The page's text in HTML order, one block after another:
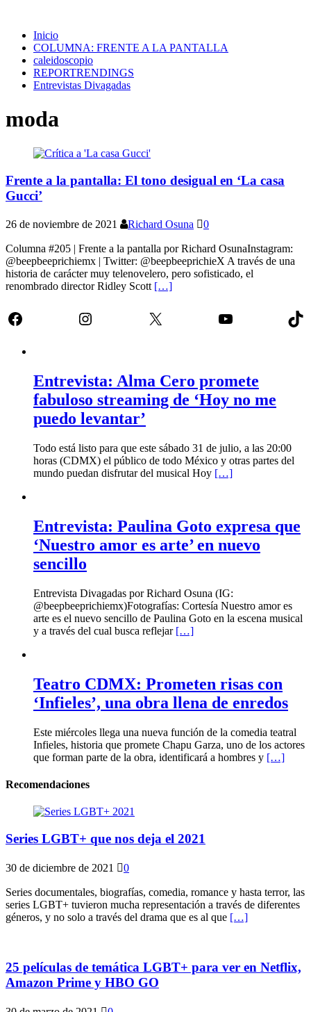
Inicio
COLUMNA: FRENTE A LA PANTALLA
caleidoscopio
REPORTRENDINGS
Entrevistas Divagadas
moda
Frente a la pantalla: El tono desigual en ‘La casa
Gucci’
26 de noviembre de 2021 Richard Osuna 0
Columna #205 | Frente a la pantalla por Richard OsunaInstagram:
@beepbeeprichiemx | Twitter: @beepbeeprichieX A través de una
historia de carácter muy telenovelero, pero sofisticado, el
renombrado director Ridley Scott […]
Facebook Instagram X YouTube
Entrevista: Alma Cero promete
fabuloso streaming de ‘Hoy no me
puedo levantar’
Todo está listo para que este sábado 31 de julio, a las 20:00
horas (CDMX) el público de todo México y otras partes del
mundo puedan disfrutar del musical Hoy […]
Entrevista: Paulina Goto expresa que
‘Nuestro amor es arte’ en nuevo
sencillo
Entrevista Divagadas por Richard Osuna (IG:
@beepbeeprichiemx)Fotografías: Cortesía Nuestro amor es
arte es el nuevo sencillo de Paulina Goto en la escena musical
y a través del cual busca reflejar […]
Teatro CDMX: Prometen risas con
‘Infieles’, una obra llena de enredos
Este miércoles llega una nueva función de la comedia teatral
Infieles, historia que promete Chapu Garza, uno de los actores
que forman parte de la obra, identificará a hombres y […]
Recomendaciones
Series LGBT+ que nos deja el 2021
30 de diciembre de 2021 0
Series documentales, biografías, comedia, romance y hasta terror, las
series LGBT+ tuvieron mucha representación a través de diferentes
géneros, y no solo a través del drama que es al que […]
25 películas de temática LGBT+ para ver en Netflix,
Amazon Prime y HBO GO